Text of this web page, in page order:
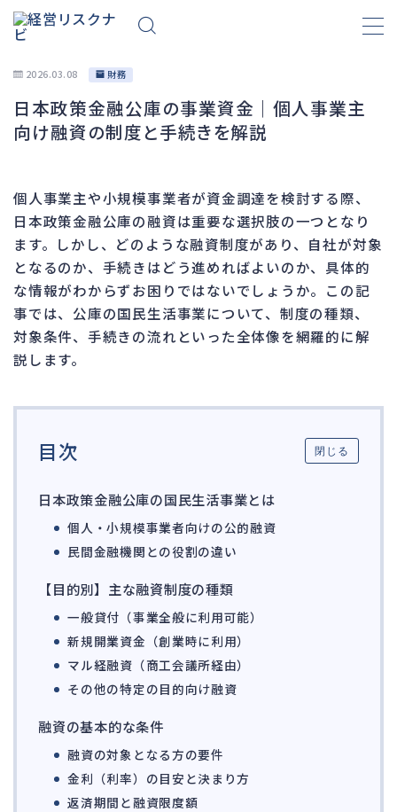
財務 663
資金繰り 192
資産売却 193
法務
差押・強制執行 227
法令違反・行政処分 316
訴訟・不正 283
損害賠償・知的財産 273
再建準備
労働問題 266
解雇・退職 131
事業運営 374
品質・リコール 49
情報漏洩・サイバー 256
事業再編 69
手続 664
私的整理
2026.03.08 財務
日本政策金融公庫の事業資金｜個人事業主
向け融資の制度と手続きを解説
個人事業主や小規模事業者が資金調達を検討する際、
日本政策金融公庫の融資は重要な選択肢の一つとなり
ます。しかし、どのような融資制度があり、自社が対象
となるのか、手続きはどう進めればよいのか、具体的
な情報がわからずお困りではないでしょうか。この記
事では、公庫の国民生活事業について、制度の種類、
対象条件、手続きの流れといった全体像を網羅的に解
説します。
閉じる
目次
日本政策金融公庫の国民生活事業とは
個人・小規模事業者向けの公的融資
民間金融機関との役割の違い
【目的別】主な融資制度の種類
一般貸付（事業全般に利用可能）
新規開業資金（創業時に利用）
マル経融資（商工会議所経由）
その他の特定の目的向け融資
融資の基本的な条件
融資の対象となる方の要件
金利（利率）の目安と決まり方
返済期間と融資限度額